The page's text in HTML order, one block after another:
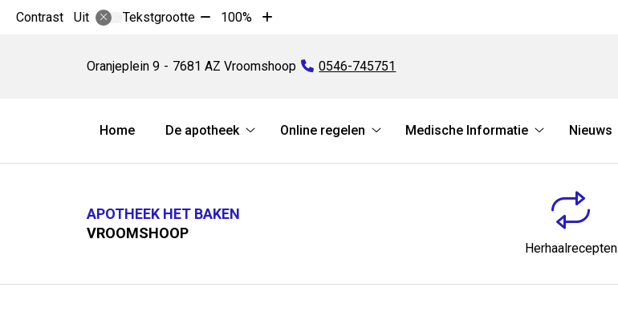
Contrast Uit Tekstgrootte Tekst
10%
100%
Tekst
10%
Oranjeplein 9 7681 AZ Vroomshoop Tel:
0546-745751
Hoofdmenu
Home
De apotheek
apotheek
Online regelen
regelen
Medische Informatie
Informatie
submenu
Nieuws
APOTHEEK HET BAKEN
VROOMSHOOP
Herhaalrecepten